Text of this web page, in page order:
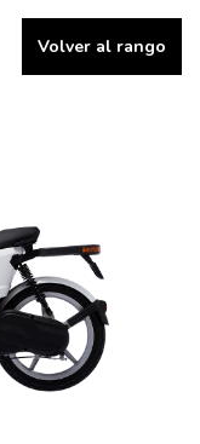
Volver al rango